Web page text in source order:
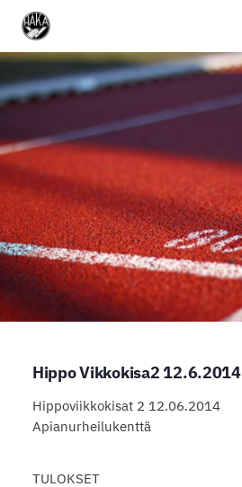
Siirry
sivun
sisältöön
Valkeakosken Haka
Hippo Vikkokisa2 12.6.2014
Hippoviikkokisat 2 12.06.2014
Apianurheilukenttä
TULOKSET